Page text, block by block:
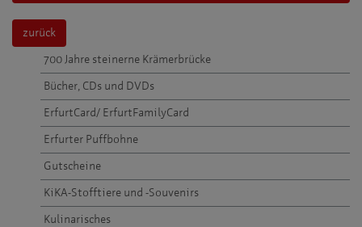
zurück
700 Jahre steinerne Krämerbrücke
Bücher, CDs und DVDs
ErfurtCard/ ErfurtFamilyCard
Erfurter Puffbohne
Gutscheine
KiKA-Stofftiere und -Souvenirs
Kulinarisches